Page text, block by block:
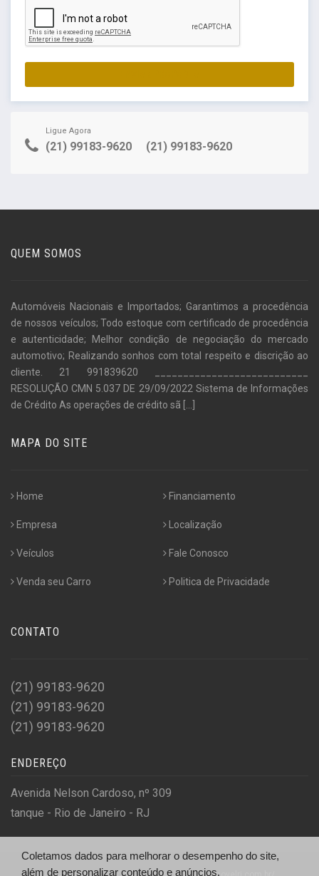
Ligue Agora
(21) 99183-9620 (21) 99183-9620
QUEM SOMOS
Automóveis Nacionais e Importados; Garantimos a procedência
de nossos veículos; Todo estoque com certificado de procedência
e autenticidade; Melhor condição de negociação do mercado
automotivo; Realizando sonhos com total respeito e discrição ao
cliente. 21 991839620 ___________________________
RESOLUÇÃO CMN 5.037 DE 29/09/2022 Sistema de Informações
de Crédito As operações de crédito sã [...]
MAPA DO SITE
Home
Empresa
Veículos
Venda seu Carro
Financiamento
Localização
Fale Conosco
Politica de Privacidade
CONTATO
(21) 99183-9620
(21) 99183-9620
(21) 99183-9620
ENDEREÇO
Avenida Nelson Cardoso, nº 309
tanque - Rio de Janeiro - RJ
Coletamos dados para melhorar o desempenho do site,
além de personalizar conteúdo e anúncios.